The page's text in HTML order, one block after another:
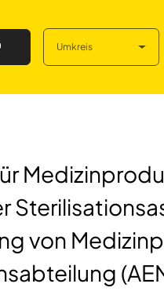
Finden Umkreis
von